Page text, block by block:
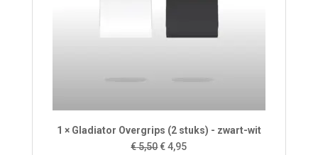
1 × Gladiator Overgrips (2 stuks) - zwart-wit
€5,50Oorspronkelijke
€4,95Huidige